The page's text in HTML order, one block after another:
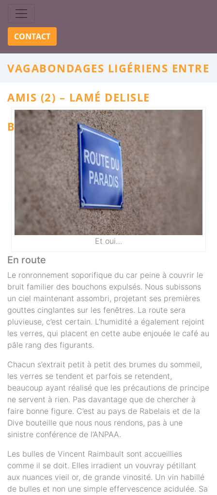
CONTACT
VAGABONDAGES LIGÉRIENS ENTRE
AMIS (2) – LAMÉ DELISLE
BOUCARD
Et oui…
En route
Le ronronnement soporifique du car peine à couvrir le
bruit familier des bouchons expulsés. Nous subissons
un ciel maintenant assombri, projetant ses premières
gouttes cinglantes sur les fenêtres. La route sera
pluvieuse, c’est certain. L’humidité a également rejoint
les verres, qui placent en cette aube enjouée le café au
pâle rang des figurants.
Chacun s’extrait petit à petit des brumes du sommeil,
les verres se tendent et parfois se retendent,
beaucoup ayant réalisé que les précautions de principe
ne servent à rien. Pas davantage que de chercher à
faire bonne figure. C’est au pays de Rabelais et de la
Dive bouteille que nous nous rendons, pas à une
sinistre conférence de l’ANPAA.
Les bulles de Vincent Raimbault sont accueillies
comme il se doit. Elles irradient un vouvray pétillant
aux nuances vieil or, de grande vinosité. Un vin habillé
de bulles et non une simple effervescence acidulée. Sa